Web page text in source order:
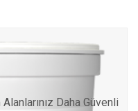
Daha Güvenli